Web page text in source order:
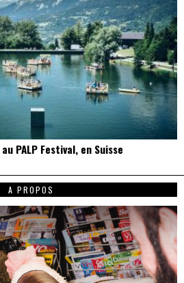
PALP Festival, en Suisse
A PROPOS